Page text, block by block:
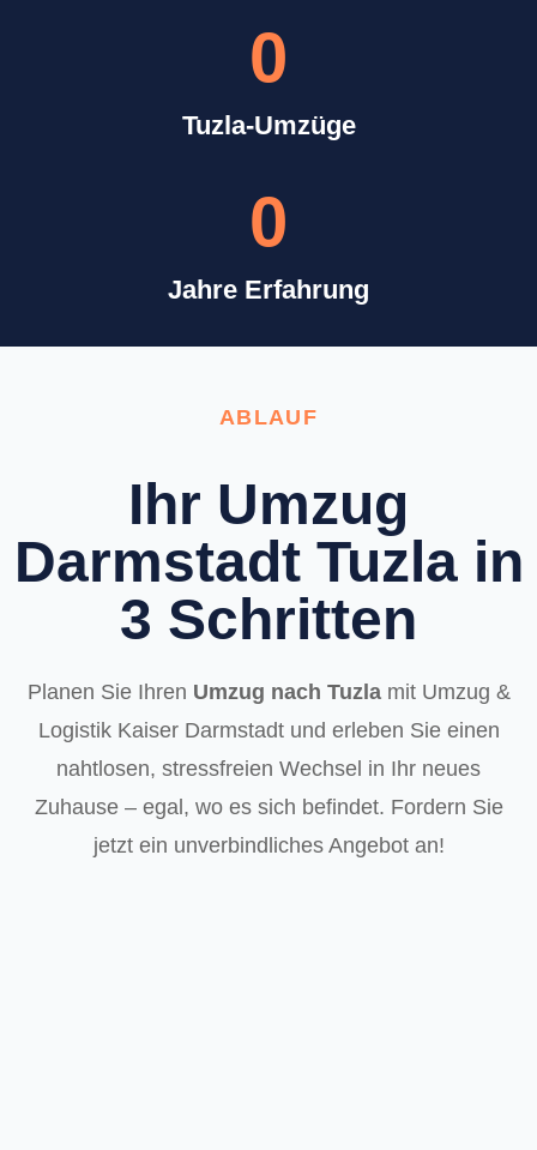
Tuzla-Umzüge
0
Jahre Erfahrung
0
ABLAUF
Ihr Umzug
Darmstadt Tuzla in
3 Schritten
Planen Sie Ihren Umzug nach Tuzlamit Umzug &
Logistik Kaiser Darmstadt und erleben Sie einen
nahtlosen, stressfreien Wechsel in Ihr neues
Zuhause – egal, wo es sich befindet. Fordern Sie
jetzt ein unverbindliches Angebot an!